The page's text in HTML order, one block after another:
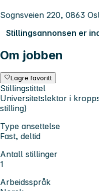
Sognsveien 220, 0863
Stillingsannonsen er
Om jobben
Lagre favoritt
Stillingstittel
Universitetslektor i
stilling)
Type ansettelse
Fast, deltid
Antall stillinger
1
Arbeidsspråk